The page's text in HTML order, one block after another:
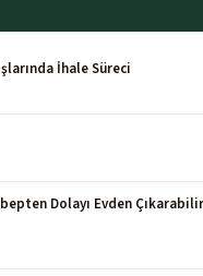
İhale Süreci
Dolayı Evden Çıkarabilir